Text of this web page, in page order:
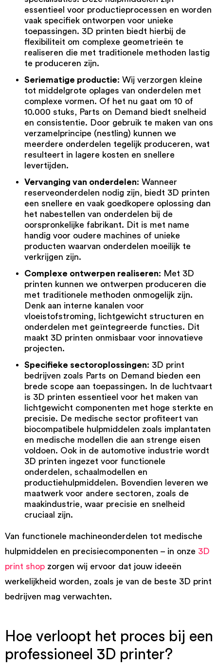
essentieel voor productieprocessen en worden
vaak specifiek ontworpen voor unieke
toepassingen. 3D printen biedt hierbij de
flexibiliteit om complexe geometrieën te
realiseren die met traditionele methoden lastig
te produceren zijn.
Seriematige productie: Wij verzorgen kleine
tot middelgrote oplages van onderdelen met
complexe vormen. Of het nu gaat om 10 of
10.000 stuks, Parts on Demand biedt snelheid
en consistentie. Door gebruik te maken van ons
verzamelprincipe (nestling) kunnen we
meerdere onderdelen tegelijk produceren, wat
resulteert in lagere kosten en snellere
levertijden.
Vervanging van onderdelen: Wanneer
reserveonderdelen nodig zijn, biedt 3D printen
een snellere en vaak goedkopere oplossing dan
het nabestellen van onderdelen bij de
oorspronkelijke fabrikant. Dit is met name
handig voor oudere machines of unieke
producten waarvan onderdelen moeilijk te
verkrijgen zijn.
Complexe ontwerpen realiseren: Met 3D
printen kunnen we ontwerpen produceren die
met traditionele methoden onmogelijk zijn.
Denk aan interne kanalen voor
vloeistofstroming, lichtgewicht structuren en
onderdelen met geïntegreerde functies. Dit
maakt 3D printen onmisbaar voor innovatieve
projecten.
Specifieke sectoroplossingen: 3D print
bedrijven zoals Parts on Demand bieden een
brede scope aan toepassingen. In de luchtvaart
is 3D printen essentieel voor het maken van
lichtgewicht componenten met hoge sterkte en
precisie. De medische sector profiteert van
biocompatibele hulpmiddelen zoals implantaten
en medische modellen die aan strenge eisen
voldoen. Ook in de automotive industrie wordt
3D printen ingezet voor functionele
onderdelen, schaalmodellen en
productiehulpmiddelen. Bovendien leveren we
maatwerk voor andere sectoren, zoals de
maakindustrie, waar precisie en snelheid
cruciaal zijn.
Van functionele machineonderdelen tot medische
hulpmiddelen en precisiecomponenten – in onze 3D
print shop zorgen wij ervoor dat jouw ideeën
werkelijkheid worden, zoals je van de beste 3D print
bedrijven mag verwachten.
Hoe verloopt het proces bij een
professioneel 3D printer?